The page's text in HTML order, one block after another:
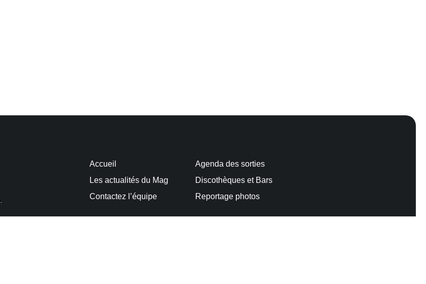
Accueil
Les actualités du Mag
Contactez l’équipe
Agenda des sorties
Discothèques et Bars
Reportage photos